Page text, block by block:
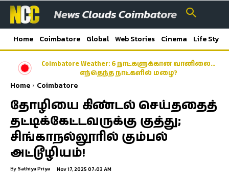
Home Coimbatore Global Web Stories Cinema Life Style
Coimbatore Weather: 6 நாட்களுக்கான வானிலை…
எந்தெந்த நாட்களில் மழை?
Home Coimbatore
தோழியை கிண்டல் செய்ததைத்
தட்டிக்கேட்டவருக்கு குத்து;
சிங்காநல்லூரில் கும்பல்
அட்டூழியம்!
By Sathiya Priya Nov 17, 2025 07:03 AM